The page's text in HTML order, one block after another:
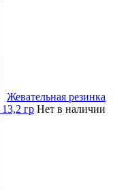
Жевательная резинка
гр Нет в наличии